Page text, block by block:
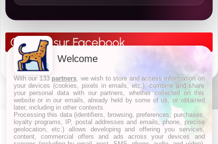
Cougar sur Facebook
Welcome
With our 133 partners , we wish to store and access information on
your devices (cookies, pixels in emails, etc.), combine and share
your personal data with our partners, whether collected on this
website or in our emails, already held by some of us, or obtained
later, including in other contexts.
Processing this data (identifiers, browsing, preferences, purchases,
loyalty programs, IP, postal addresses and emails, phone, precise
geolocation, etc.) allows developing and offering you services,
content, commercial offers and ads across your devices and